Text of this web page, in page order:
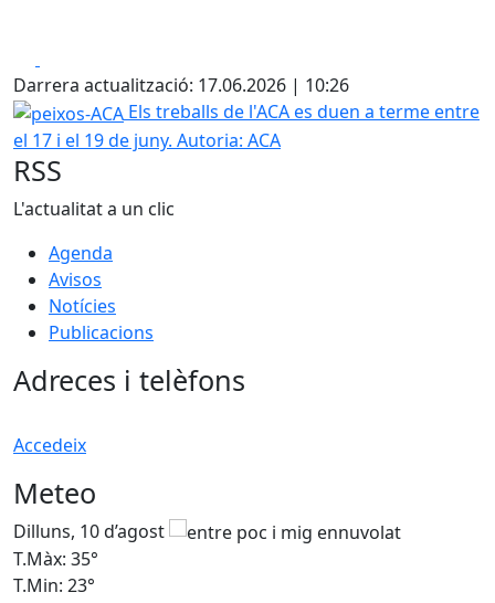
Darrera actualització: 17.06.2026 | 10:26
peixos-ACA
Els treballs de l'ACA es duen a terme entre
el 17 i el 19 de juny. Autoria: ACA
RSS
L'actualitat a un clic
Agenda
Avisos
Notícies
Publicacions
Adreces i telèfons
Accedeix
Meteo
Dilluns, 10 d’agost
T.Màx: 35°
T.Min: 23°